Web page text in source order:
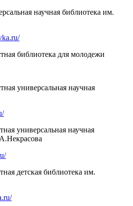
научная библиотека им.
библиотека для молодежи
универсальная научная
универсальная научная
детская библиотека им.